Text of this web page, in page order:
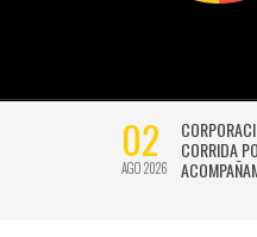
02
AGO 2026
CORRIDA